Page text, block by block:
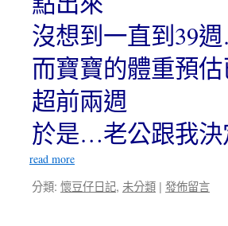
沒想到一直到39
而寶寶的體重預
超前兩週
於是…老公跟我決
read more
分類: 懷豆仔日記, 未分類 | 發佈留言